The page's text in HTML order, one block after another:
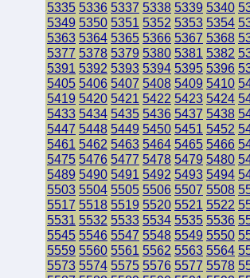
5335 5336 5337 5338 5339 5340
5349 5350 5351 5352 5353 5354
5363 5364 5365 5366 5367 5368
5377 5378 5379 5380 5381 5382
5391 5392 5393 5394 5395 5396
5405 5406 5407 5408 5409 5410
5419 5420 5421 5422 5423 5424
5433 5434 5435 5436 5437 5438
5447 5448 5449 5450 5451 5452
5461 5462 5463 5464 5465 5466
5475 5476 5477 5478 5479 5480
5489 5490 5491 5492 5493 5494
5503 5504 5505 5506 5507 5508
5517 5518 5519 5520 5521 5522
5531 5532 5533 5534 5535 5536
5545 5546 5547 5548 5549 5550
5559 5560 5561 5562 5563 5564
5573 5574 5575 5576 5577 5578